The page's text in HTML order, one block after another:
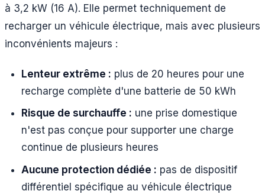
à 3,2 kW (16 A). Elle permet techniquement de
recharger un véhicule électrique, mais avec plusieurs
inconvénients majeurs :
Lenteur extrême : plus de 20 heures pour une
recharge complète d'une batterie de 50 kWh
Risque de surchauffe : une prise domestique
n'est pas conçue pour supporter une charge
continue de plusieurs heures
Aucune protection dédiée : pas de dispositif
différentiel spécifique au véhicule électrique